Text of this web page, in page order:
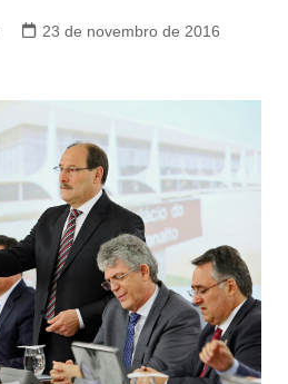
23 de novembro de 2016